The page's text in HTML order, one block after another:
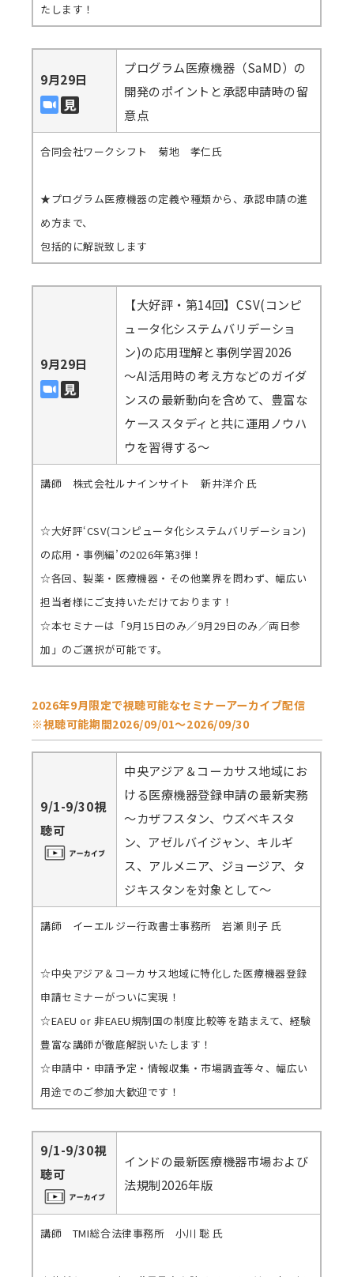
たします！
9月29日
プログラム医療機器（SaMD）の
開発のポイントと承認申請時の留
意点
合同会社ワークシフト 菊地 孝仁氏
★プログラム医療機器の定義や種類から、承認申請の進
め方まで、
包括的に解説致します
9月29日
【大好評・第14回】CSV(コンピ
ュータ化システムバリデーショ
ン)の応用理解と事例学習2026
～AI活用時の考え方などのガイダ
ンスの最新動向を含めて、豊富な
ケーススタディと共に運用ノウハ
ウを習得する～
講師 株式会社ルナインサイト 新井洋介 氏
☆大好評‘CSV(コンピュータ化システムバリデーション)
の応用・事例編’の2026年第3弾！
☆各回、製薬・医療機器・その他業界を問わず、幅広い
担当者様にご支持いただけております！
☆本セミナーは「9月15日のみ／9月29日のみ／両日参
加」のご選択が可能です。
2026年9月限定で視聴可能なセミナーアーカイブ配信
※視聴可能期間2026/09/01～2026/09/30
9/1-9/30視
聴可
中央アジア＆コーカサス地域にお
ける医療機器登録申請の最新実務
～カザフスタン、ウズベキスタ
ン、アゼルバイジャン、キルギ
ス、アルメニア、ジョージア、タ
ジキスタンを対象として～
講師 イーエルジー行政書士事務所 岩瀬 則子 氏
☆中央アジア＆コーカサス地域に特化した医療機器登録
申請セミナーがついに実現！
☆EAEU or 非EAEU規制国の制度比較等を踏まえて、経験
豊富な講師が徹底解説いたします！
☆申請中・申請予定・情報収集・市場調査等々、幅広い
用途でのご参加大歓迎です！
9/1-9/30視
聴可
インドの最新医療機器市場および
法規制2026年版
講師 TMI総合法律事務所 小川 聡 氏